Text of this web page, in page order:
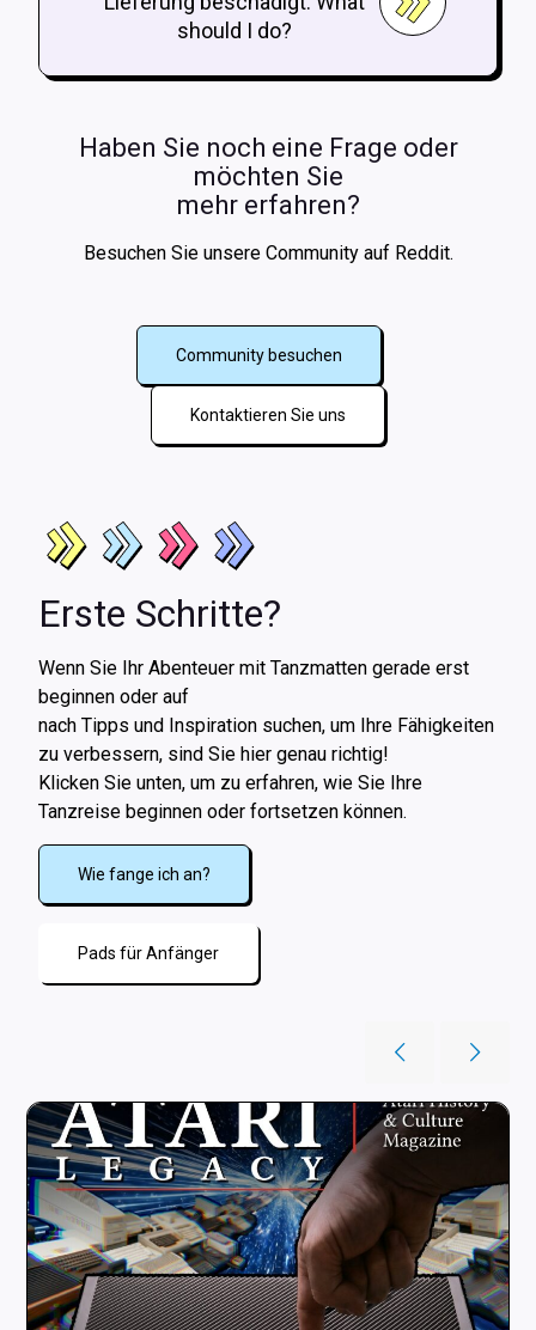
should I do?
Haben Sie noch eine Frage oder
möchten Sie
mehr erfahren?
Besuchen Sie unsere Community auf Reddit.
Community besuchen
Kontaktieren Sie uns
Erste Schritte?
Wenn Sie Ihr Abenteuer mit Tanzmatten gerade erst
beginnen oder auf
nach Tipps und Inspiration suchen, um Ihre Fähigkeiten
zu verbessern, sind Sie hier genau richtig!
Klicken Sie unten, um zu erfahren, wie Sie Ihre
Tanzreise beginnen oder fortsetzen können.
Wie fange ich an?
Pads für Anfänger